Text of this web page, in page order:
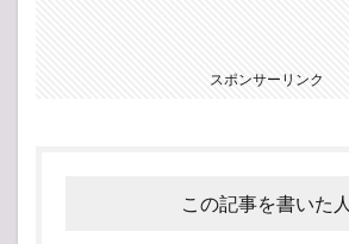
スポンサーリンク
この記事を書いた人